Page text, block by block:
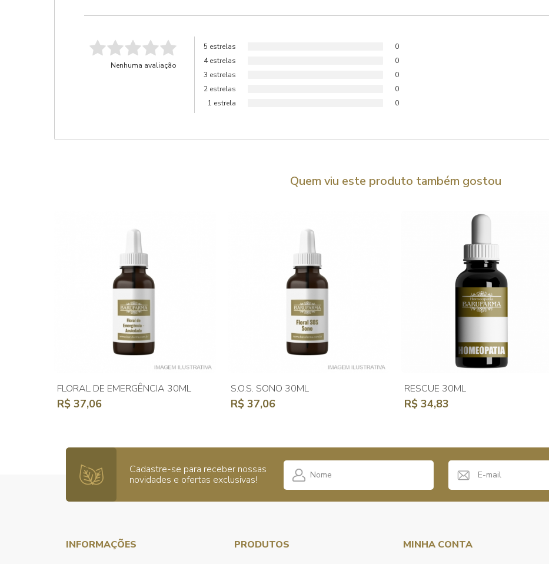
Nenhuma avaliação
5 estrelas
0
4 estrelas
0
3 estrelas
0
2 estrelas
0
1 estrela
0
Quem viu este produto também gostou
FLORAL DE EMERGÊNCIA 30ML
R$ 37,06
S.O.S. SONO 30ML
R$ 37,06
RESCUE 30ML
R$ 34,83
Cadastre-se para receber nossas
novidades e ofertas exclusivas!
INFORMAÇÕES PRODUTOS MINHA CONTA